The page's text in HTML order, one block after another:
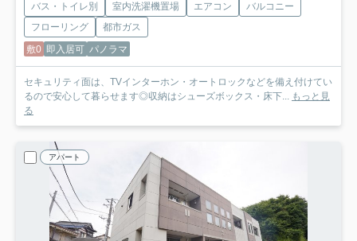
バス・トイレ別 室内洗濯機置場 エアコン
バルコニー
フローリング
都市ガス
敷0 即入居可 パノラマ
セキュリティ面は、TVインターホン・オートロックなどを備え付けてい
るので安心して暮らせます◎収納はシューズボックス・床下... もっと見
る
アパート